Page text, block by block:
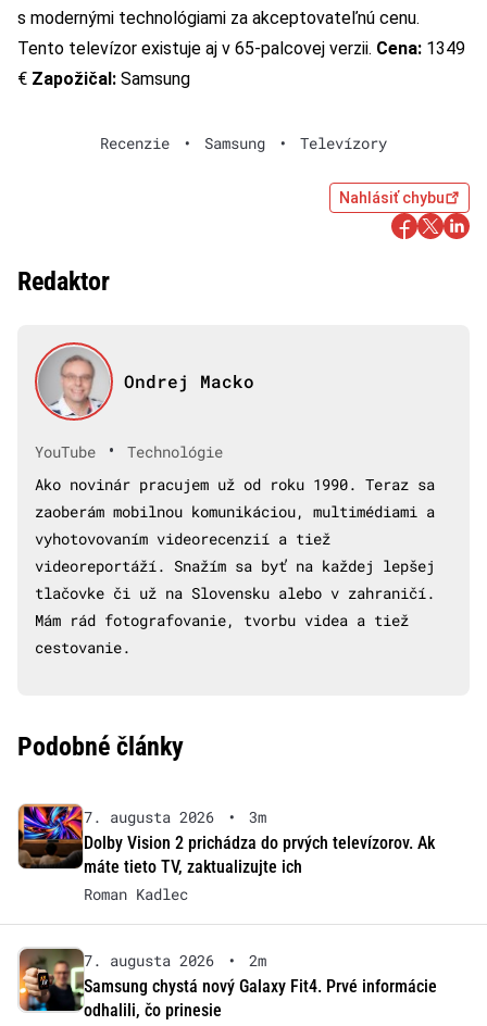
s modernými technológiami za akceptovateľnú cenu.
Tento televízor existuje aj v 65-palcovej verzii. Cena: 1349
€ Zapožičal: Samsung
Recenzie • Samsung • Televízory
Nahlásiť chybu
Redaktor
Ondrej Macko
YouTube •
Technológie
Ako novinár pracujem už od roku 1990. Teraz sa
zaoberám mobilnou komunikáciou, multimédiami a
vyhotovovaním videorecenzií a tiež
videoreportáží. Snažím sa byť na každej lepšej
tlačovke či už na Slovensku alebo v zahraničí.
Mám rád fotografovanie, tvorbu videa a tiež
cestovanie.
Podobné články
7. augusta 2026 •
3m
Dolby Vision 2 prichádza do prvých televízorov. Ak
máte tieto TV, zaktualizujte ich
Roman Kadlec
7. augusta 2026 •
2m
Samsung chystá nový Galaxy Fit4. Prvé informácie
odhalili, čo prinesie